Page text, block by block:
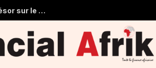
Le Sénégal lève 60,500 milliards de FCFA de bons du trésor sur le marché financier de l’UMOA